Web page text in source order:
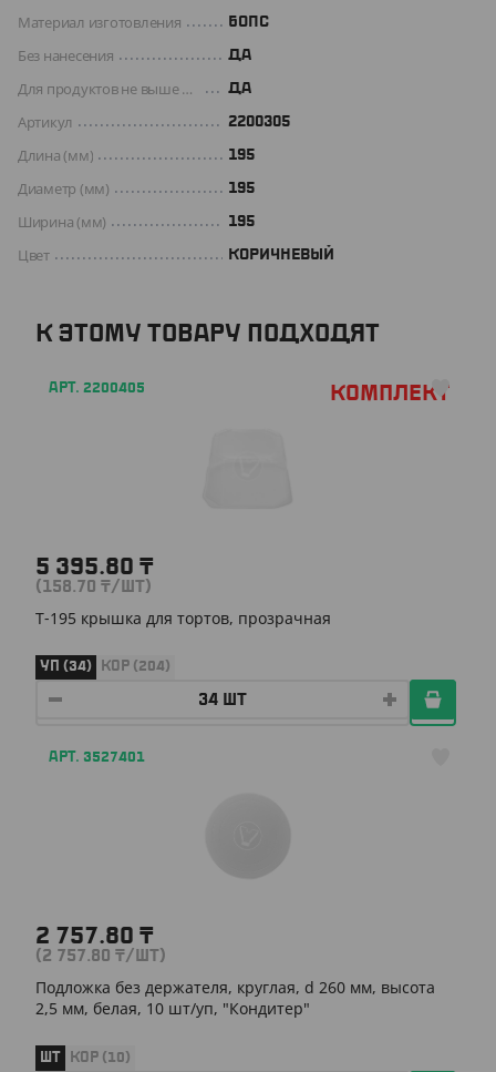
Материал изготовления БОПС
Без нанесения ДА
Для продуктов не выше +70 C° Да
Артикул 2200305
Длина (мм) 195
Диаметр (мм) 195
Ширина (мм) 195
Цвет КОРИЧНЕВЫЙ
К ЭТОМУ ТОВАРУ ПОДХОДЯТ
АРТ. 2200405 Комплект
5 395.80 ₸
(158.70 ₸/ШТ)
Т-195 крышка для тортов, прозрачная
УП (34) КОР (204)
АРТ. 3527401
2 757.80 ₸
(2 757.80 ₸/ШТ)
Подложка без держателя, круглая, d 260 мм, высота
2,5 мм, белая, 10 шт/уп, "Кондитер"
ШТ КОР (10)